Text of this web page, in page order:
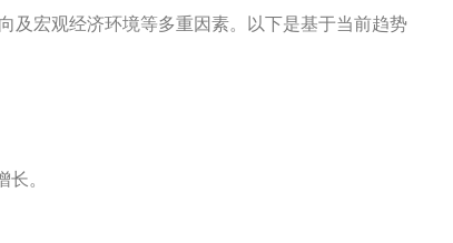
及宏观经济环境等多重因素。以下是基于当前趋势
。